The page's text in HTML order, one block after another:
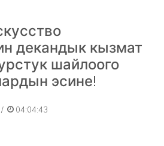
декандык кызмат
шайлоого
эсине!
/ 04:04:43